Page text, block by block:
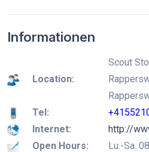
Informationen
Location:
Scout
Tel:
Internet:
http://
Open Hours:
Lu.-Sa.